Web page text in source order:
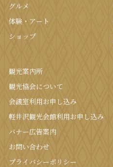
グルメ
体験・アート
ショップ
観光案内所
観光協会について
会議室利⽤お申し込み
軽井沢観光会館利⽤お申し込み
バナー広告案内
お問い合わせ
プライバシーポリシー